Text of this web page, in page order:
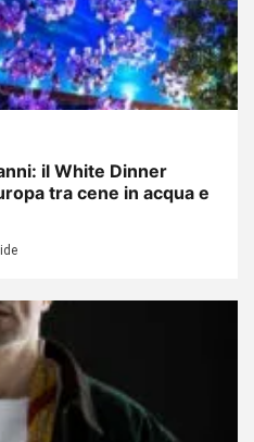
il White Dinner
tra cene in acqua e